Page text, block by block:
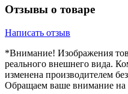
Отзывы о товаре
Написать отзыв
*Внимание! Изображения
реального внешнего вида.
изменена производителем
Обращаем ваше внимание на